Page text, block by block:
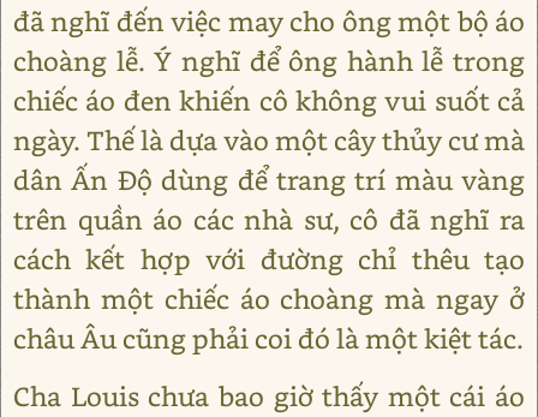
đã nghĩ đến việc may cho ông một bộ áo
choàng lễ. Ý nghĩ để ông hành lễ trong
chiếc áo đen khiến cô không vui suốt cả
ngày. Thế là dựa vào một cây thủy cư mà
dân Ấn Độ dùng để trang trí màu vàng
trên quần áo các nhà sư, cô đã nghĩ ra
cách kết hợp với đường chỉ thêu tạo
thành một chiếc áo choàng mà ngay ở
châu Âu cũng phải coi đó là một kiệt tác.
Cha Louis chưa bao giờ thấy một cái áo